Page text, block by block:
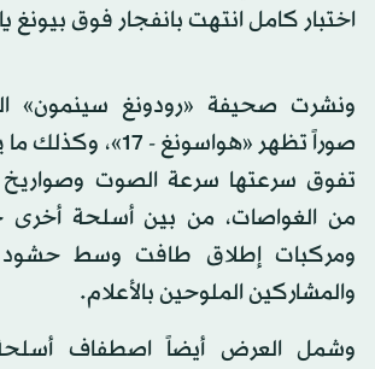
اختبار كامل انتهت بانفجار فوق بيونغ
ونشرت صحيفة «رودونغ سينمون»
صوراً تظهر «هواسونغ -
تفوق سرعتها سرعة الصوت وصواريخ
من الغواصات، من بين أسلحة أخرى
ومركبات إطلاق طافت وسط حشود
والمشاركين الملوحين بالأعلام.
وشمل العرض أيضاً اصطفاف